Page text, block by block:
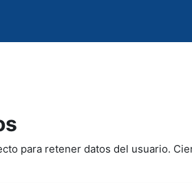
para retener datos del usuario.